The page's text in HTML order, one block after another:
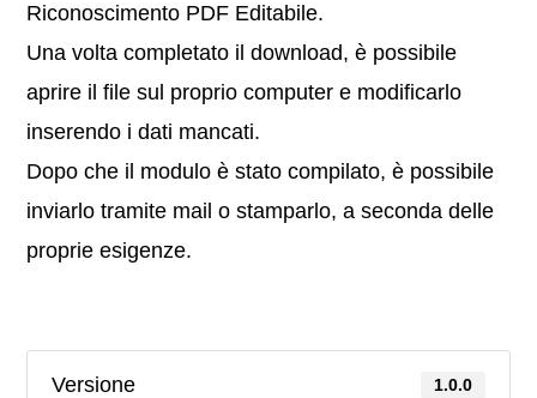
Riconoscimento PDF Editabile.
Una volta completato il download, è possibile
aprire il file sul proprio computer e modificarlo
inserendo i dati mancati.
Dopo che il modulo è stato compilato, è possibile
inviarlo tramite mail o stamparlo, a seconda delle
proprie esigenze.
Versione 1.0.0